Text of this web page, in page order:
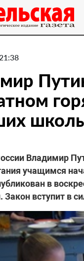
Владимир
учащимся
в
вступит в